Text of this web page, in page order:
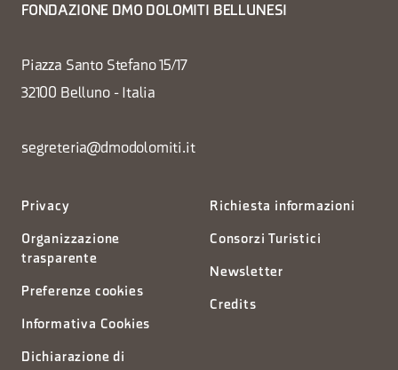
FONDAZIONE DMO DOLOMITI BELLUNESI
Piazza Santo Stefano 15/17
32100 Belluno - Italia
segreteria@dmodolomiti.it
Privacy
Organizzazione
trasparente
Preferenze cookies
Informativa Cookies
Dichiarazione di
Richiesta informazioni
Consorzi Turistici
Newsletter
Credits